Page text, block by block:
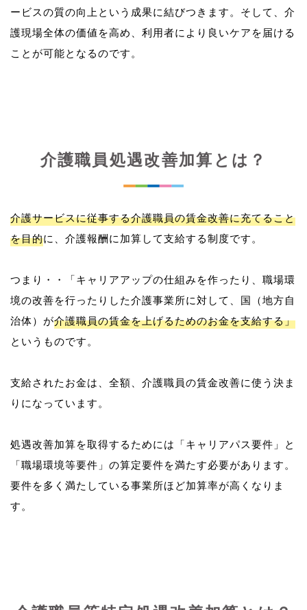
ービスの質の向上という成果に結びつきます。そして、介
護現場全体の価値を高め、利用者により良いケアを届ける
介護職員処遇改善加算とは？
介護サービスに従事する介護職員の賃金改善に充てること
を目的に、介護報酬に加算して支給する制度です。
つまり・・「キャリアアップの仕組みを作ったり、職場環
境の改善を行ったりした介護事業所に対して、国（地方自
治体）が介護職員の賃金を上げるためのお金を支給する」
というものです。
支給されたお金は、全額、介護職員の賃金改善に使う決ま
りになっています。
処遇改善加算を取得するためには「キャリアパス要件」と
「職場環境等要件」の算定要件を満たす必要があります。
要件を多く満たしている事業所ほど加算率が高くなりま
す。